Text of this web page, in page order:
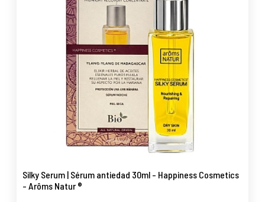
Silky Serum | Sérum antiedad 30ml - Happiness Cosmetics
- Arôms Natur ®